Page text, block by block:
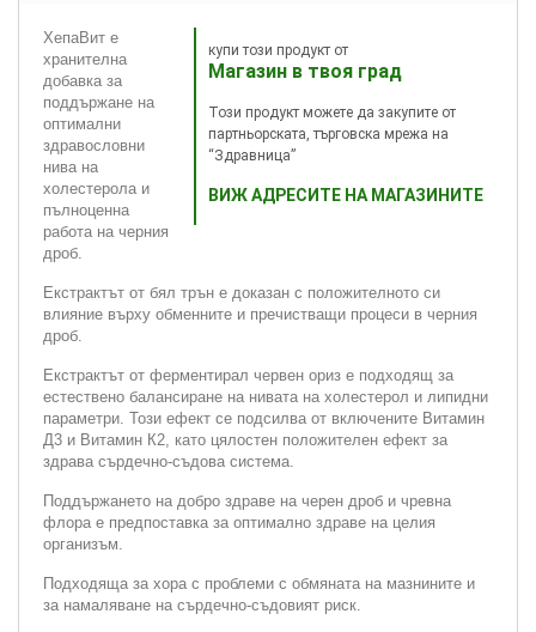
купи този продукт от
Магазин в твоя град
Този продукт можете да закупите от
партньорската, търговска мрежа на
“Здравница”
ВИЖ АДРЕСИТЕ НА МАГАЗИНИТЕ
ХепаВит е
хранителна
добавка за
поддържане на
оптимални
здравословни
нива на
холестерола и
пълноценна
работа на черния
дроб.
Екстрактът от бял трън е доказан с положителното си
влияние върху обменните и пречистващи процеси в черния
дроб.
Екстрактът от ферментирал червен ориз е подходящ за
естествено балансиране на нивата на холестерол и липидни
параметри. Този ефект се подсилва от включените Витамин
Д3 и Витамин К2, като цялостен положителен ефект за
здрава сърдечно-съдова система.
Поддържането на добро здраве на черен дроб и чревна
флора е предпоставка за оптимално здраве на целия
организъм.
Подходяща за хора с проблеми с обмяната на мазнините и
за намаляване на сърдечно-съдовият риск.